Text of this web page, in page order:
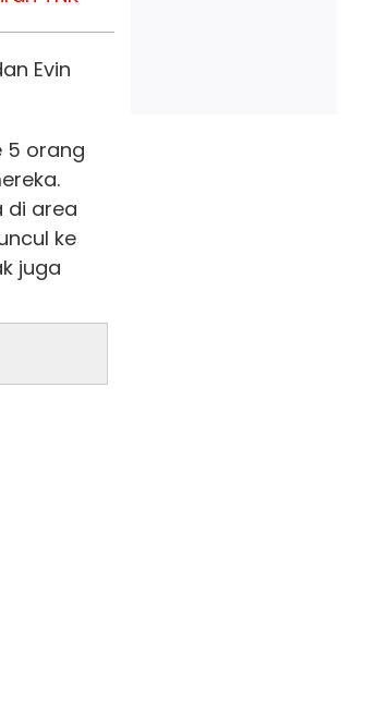
Evin
5 orang
di area
ke
juga